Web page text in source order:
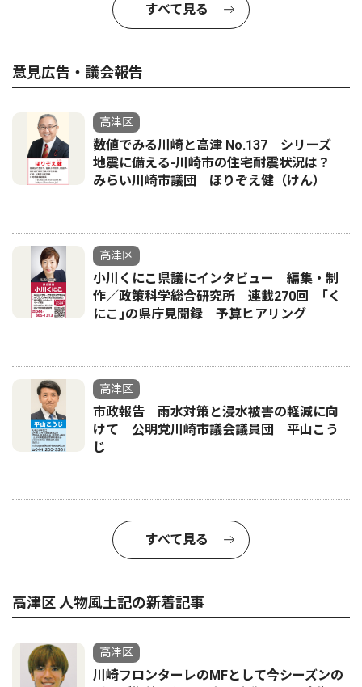
すべて見る
意見広告・議会報告
高津区
数値でみる川崎と高津 No.137 シリーズ
地震に備える-川崎市の住宅耐震状況は？
みらい川崎市議団 ほりぞえ健（けん）
高津区
小川くにこ県議にインタビュー 編集・制
作／政策科学総合研究所 連載270回 ｢く
にこ｣の県庁見聞録 予算ヒアリング
高津区
市政報告 雨水対策と浸水被害の軽減に向
けて 公明党川崎市議会議員団 平山こう
じ
すべて見る
高津区 人物風土記の新着記事
高津区
川崎フロンターレのMFとして今シーズンの